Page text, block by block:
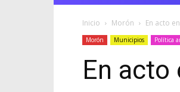
Inicio Morón En acto
Morón Municipios Política
En acto